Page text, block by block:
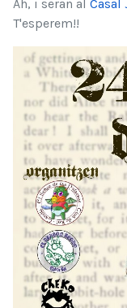
Ah, i seran al Casal
T'esperem!!